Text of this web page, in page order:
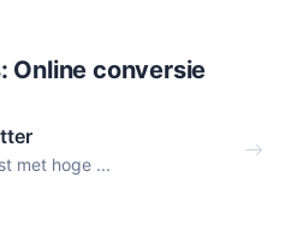
Online conversie
met hoge ...